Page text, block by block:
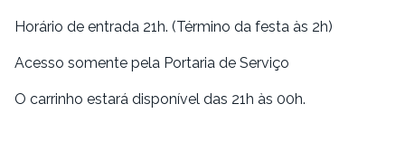
Horário de entrada 21h. (Término da festa às 2h)
Acesso somente pela Portaria de Serviço
O carrinho estará disponível das 21h às 00h.